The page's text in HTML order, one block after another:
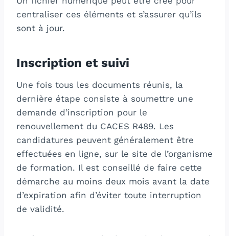
centraliser ces éléments et s’assurer qu’ils
sont à jour.
Inscription et suivi
Une fois tous les documents réunis, la
dernière étape consiste à soumettre une
demande d’inscription pour le
renouvellement du CACES R489. Les
candidatures peuvent généralement être
effectuées en ligne, sur le site de l’organisme
de formation. Il est conseillé de faire cette
démarche au moins deux mois avant la date
d’expiration afin d’éviter toute interruption
de validité.